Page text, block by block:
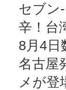
セブン
辛！台
8月4日
名古屋
メが登